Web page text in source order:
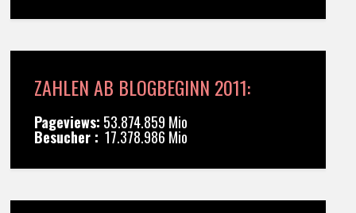
ZAHLEN AB BLOGBEGINN 2011:
Pageviews: 53.874.859 Mio
Besucher : 17.378.986 Mio